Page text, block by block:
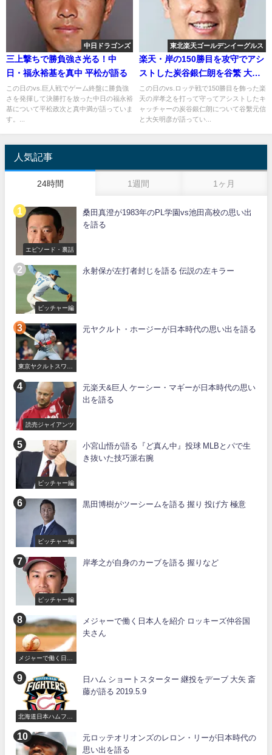
中日ドラゴンズ
三上撃ちで勝負強さ光る！中
日・福永裕基を真中 平松が語る
この日のvs.巨人戦でゲーム終盤に勝負強
さを発揮して決勝打を放った中日の福永裕
基について平松政次と真中満が語っていま
す。...
東北楽天ゴールデンイーグルス
楽天・岸の150勝目を攻守でアシ
ストした炭谷銀仁朗を谷繁 大矢
が語る
この日のvs.ロッテ戦で150勝目を飾った楽
天の岸孝之を打って守ってアシストしたキ
ャッチャーの炭谷銀仁朗について谷繫元信
と大矢明彦が語ってい...
人気記事
24時間 1週間 1ヶ月
エピソード・裏話
桑田真澄が1983年のPL学園vs池田高校の思い出
を語る
ピッチャー編
永射保が左打者封じを語る 伝説の左キラー
東京ヤクルトスワロ
元ヤクルト・ホージーが日本時代の思い出を語る
読売ジャイアンツ
元楽天&巨人 ケーシー・マギーが日本時代の思い
出を語る
ピッチャー編
小宮山悟が語る『ど真ん中』投球 MLBとパで生
き抜いた技巧派右腕
ピッチャー編
黒田博樹がツーシームを語る 握り 投げ方 極意
ピッチャー編
岸孝之が自身のカーブを語る 握りなど
メジャーで働く日本
メジャーで働く日本人を紹介 ロッキーズ仲谷国
夫さん
北海道日本ハムファ
日ハム ショートスターター 継投をデーブ 大矢 斎
藤が語る 2019.5.9
元ロッテオリオンズのレロン・リーが日本時代の
思い出を語る